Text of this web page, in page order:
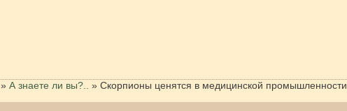
» А знаете ли вы?.. » Скорпионы ценятся в медицинской промышленности